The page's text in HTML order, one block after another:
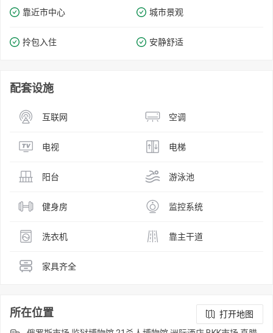
靠近市中心 城市景观
拎包入住 安静舒适
配套设施
互联网 空调
电视 电梯
阳台 游泳池
健身房 监控系统
洗衣机 靠主干道
家具齐全
所在位置
打开地图